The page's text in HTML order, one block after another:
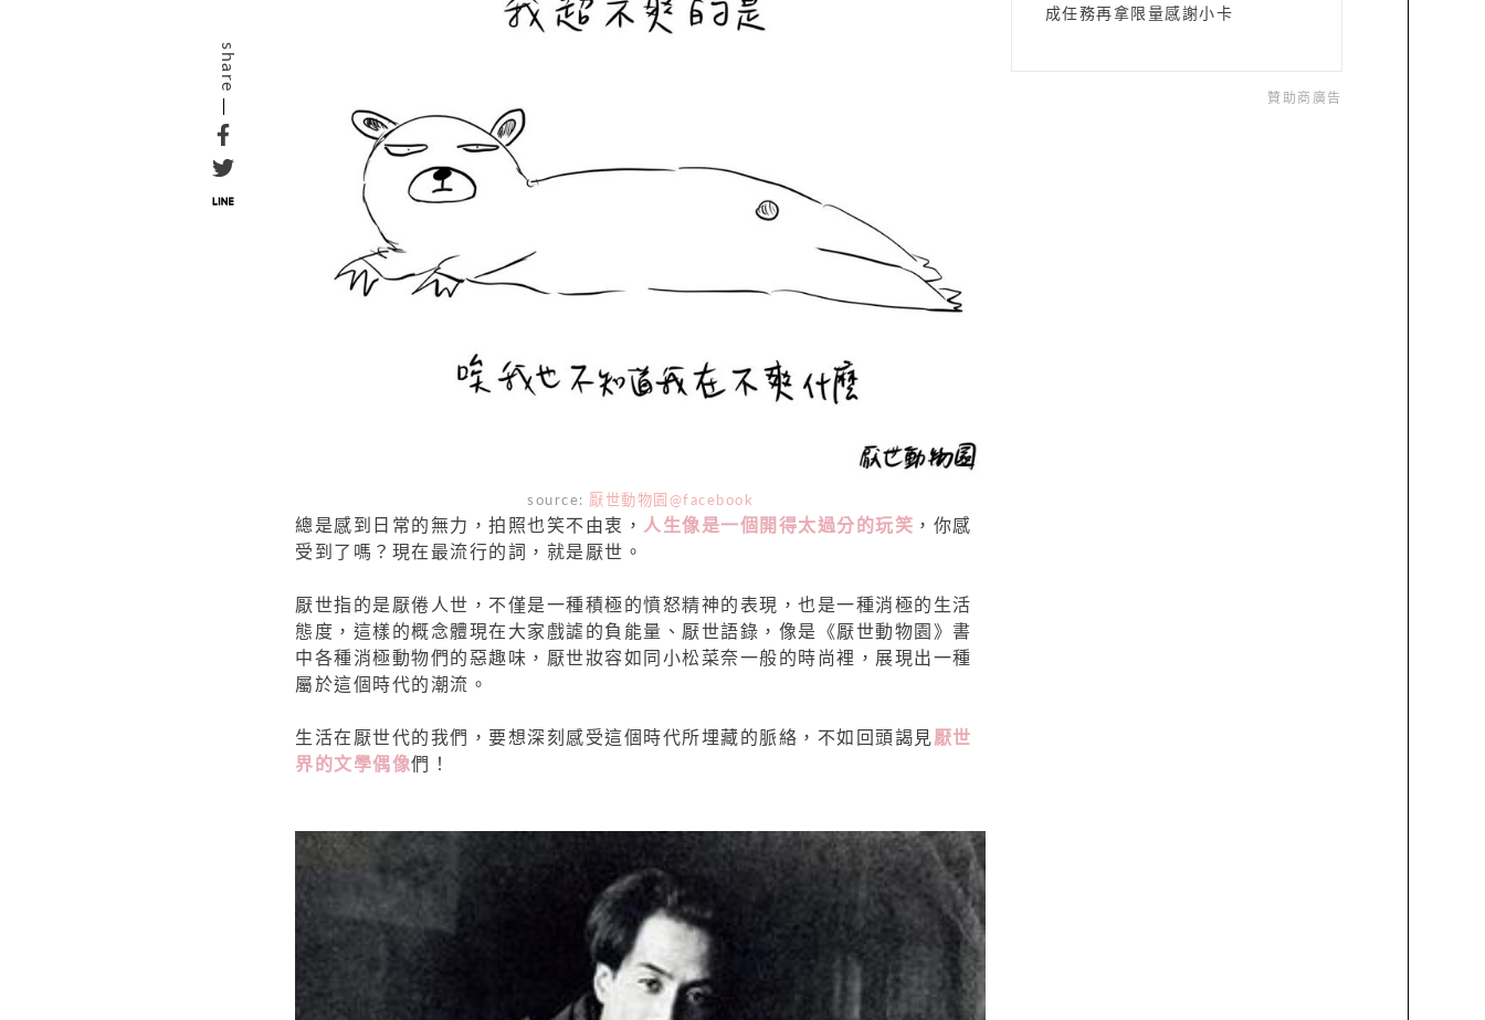
share
source: 厭世動物園@facebook
總是感到日常的無力，拍照也笑不由衷， 人生像是一個開得太過分的玩笑 ，你感
受到了嗎？現在最流行的詞，就是厭世。
厭世指的是厭倦人世，不僅是一種積極的憤怒精神的表現，也是一種消極的生活
態度，這樣的概念體現在大家戲謔的負能量、厭世語錄，像是《厭世動物園》書
中各種消極動物們的惡趣味，厭世妝容如同小松菜奈一般的時尚裡，展現出一種
屬於這個時代的潮流。
生活在厭世代的我們，要想深刻感受這個時代所埋藏的脈絡，不如回頭謁見厭世
界的文學偶像們！
成任務再拿限量感謝小卡
贊助商廣告